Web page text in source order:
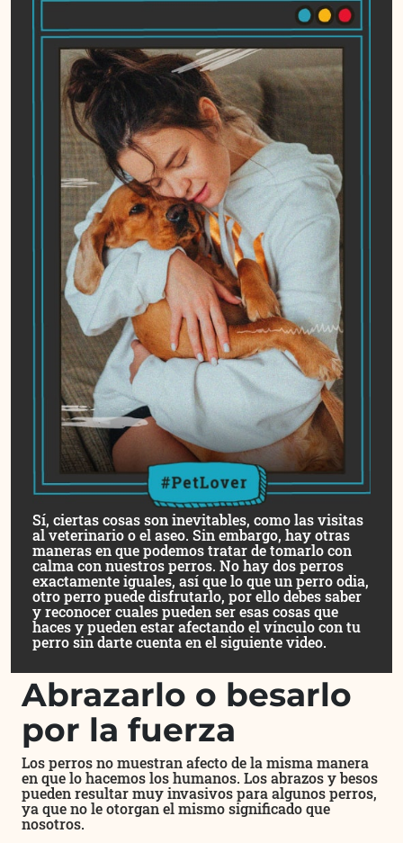
Sí, ciertas cosas son inevitables, como las visitas
al veterinario o el aseo. Sin embargo, hay otras
maneras en que podemos tratar de tomarlo con
calma con nuestros perros. No hay dos perros
exactamente iguales, así que lo que un perro odia,
otro perro puede disfrutarlo, por ello debes saber
y reconocer cuales pueden ser esas cosas que
haces y pueden estar afectando el vínculo con tu
perro sin darte cuenta en el siguiente video.
Abrazarlo o besarlo
por la fuerza
Los perros no muestran afecto de la misma manera
en que lo hacemos los humanos. Los abrazos y besos
pueden resultar muy invasivos para algunos perros,
ya que no le otorgan el mismo significado que
nosotros.